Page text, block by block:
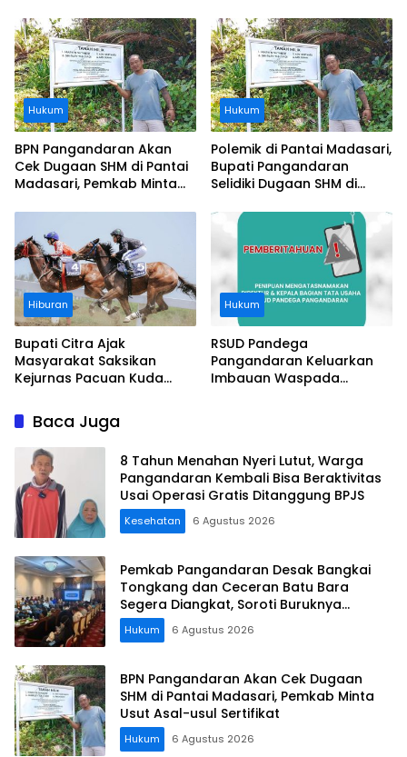
Ditanggung BPJS
Buruknya Koordinasi
Perusahaan
Hukum
BPN Pangandaran Akan
Cek Dugaan SHM di Pantai
Madasari, Pemkab Minta
Hukum
Polemik di Pantai Madasari,
Bupati Pangandaran
Selidiki Dugaan SHM di
Pantai
Hiburan
Bupati Citra Ajak
Masyarakat Saksikan
Kejurnas Pacuan Kuda
Legokjawa
Hukum
RSUD Pandega
Pangandaran Keluarkan
Imbauan Waspada
Baca Juga
8 Tahun Menahan Nyeri Lutut, Warga
Pangandaran Kembali Bisa Beraktivitas
Usai Operasi Gratis Ditanggung BPJS
Kesehatan 6 Agustus 2026
Pemkab Pangandaran Desak Bangkai
Tongkang dan Ceceran Batu Bara
Segera Diangkat, Soroti Buruknya
Koordinasi Perusahaan
Hukum 6 Agustus 2026
BPN Pangandaran Akan Cek Dugaan
SHM di Pantai Madasari, Pemkab Minta
Usut Asal-usul Sertifikat
Hukum 6 Agustus 2026